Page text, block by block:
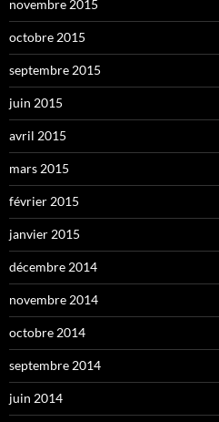
novembre 2015
octobre 2015
septembre 2015
juin 2015
avril 2015
mars 2015
février 2015
janvier 2015
décembre 2014
novembre 2014
octobre 2014
septembre 2014
juin 2014